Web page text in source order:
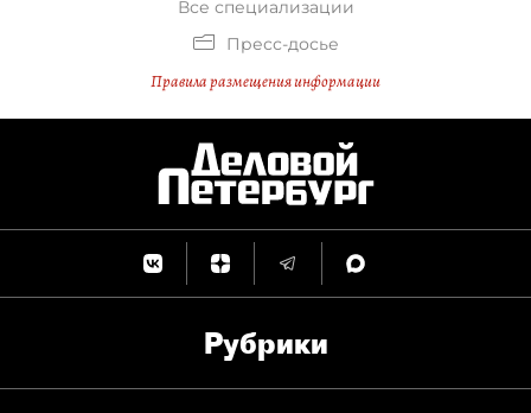
Все специализации
Пресс-досье
Правила размещения информации
Рубрики